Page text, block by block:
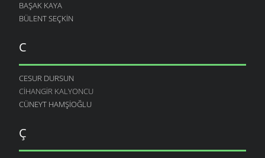
BAŞAK KAYA
BÜLENT SEÇKIN
C
CESUR DURSUN
CIHANGIR KALYONCU
CÜNEYT HAMŞIOĞLU
Ç